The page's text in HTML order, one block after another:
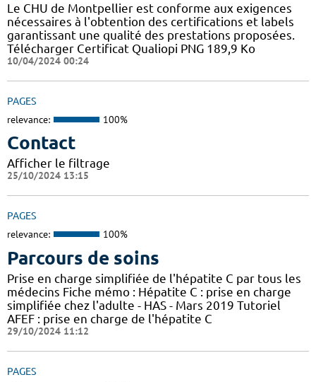
Le CHU de Montpellier est conforme aux exigences
nécessaires à l'obtention des certifications et labels
garantissant une qualité des prestations proposées.
Télécharger Certificat Qualiopi PNG 189,9 Ko
10/04/2024 00:24
PAGES
relevance: 100%
Contact
Afficher le filtrage
25/10/2024 13:15
PAGES
relevance: 100%
Parcours de soins
Prise en charge simplifiée de l'hépatite C par tous les
médecins Fiche mémo : Hépatite C : prise en charge
simplifiée chez l'adulte - HAS - Mars 2019 Tutoriel
AFEF : prise en charge de l'hépatite C
29/10/2024 11:12
PAGES